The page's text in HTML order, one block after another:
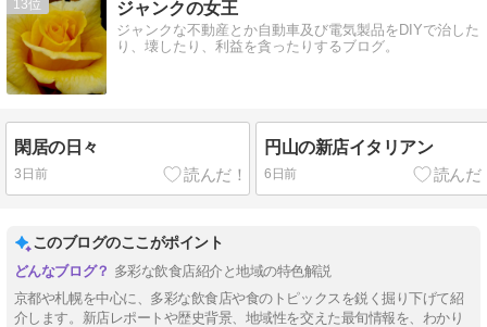
13 ジャンクの女王
ジャンクな不動産とか自動車及び電気製品をDIYで治した
り、壊したり、利益を貪ったりするブログ。
閑居の日々
3日前
円山の新店イタリアン
6日前
このブログのここがポイント
多彩な飲食店紹介と地域の特色解説
京都や札幌を中心に、多彩な飲食店や食のトピックスを鋭く掘り下げて紹
介します。新店レポートや歴史背景、地域性を交えた最旬情報を、わかり